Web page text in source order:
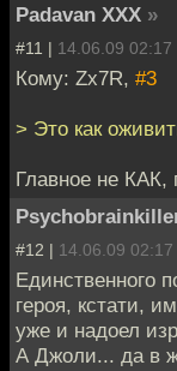
Padavan XXX »
#11 | 14.06.09 02:17
Кому: Zx7R, #3
> Это как
Главное не
#12 | 14.06.09 02:17
Единственного
героя, кстати,
уже и надоел
А Джоли... да в